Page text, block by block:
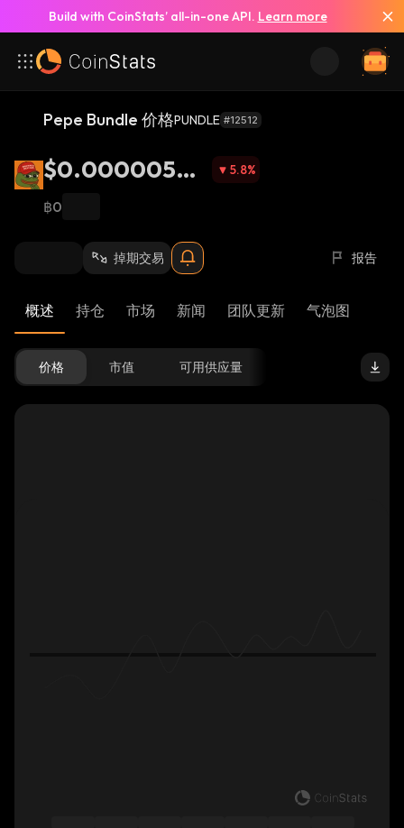
Build with CoinStats’ all-in-one API. Learn more
Pepe Bundle 价格PUNDLE #12512
$0.00000504
5
5.8%
฿0
掉期交易 报告
概述 持仓 市场 新闻 团队更新 气泡图
价格 市值 可用供应量